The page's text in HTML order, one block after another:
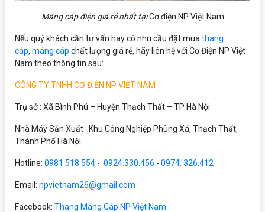
Máng cáp điện giá rẻ nhất tạiCơ điện NP Việt Nam
Nếu quý khách cần tư vấn hay có nhu cầu đặt mua thang
cáp, máng cáp chất lượng giá rẻ, hãy liên hệ với Cơ Điện NP Việt
Nam theo thông tin sau:
CÔNG TY TNHH CƠ ĐIỆN NP VIỆT NAM
Trụ sở : Xã Bình Phú – Huyện Thạch Thất – TP Hà Nội.
Nhà Máy Sản Xuất : Khu Công Nghiệp Phùng Xá, Thạch Thất,
Thành Phố Hà Nội.
Hotline: 0981.518.554 - 0924.330.456 - 0974. 326.412
Email: npvietnam26@gmail.com
Facebook: Thang Máng Cáp NP Việt Nam